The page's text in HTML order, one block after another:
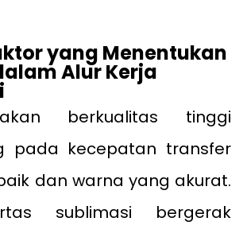
yang Menentukan
Alur Kerja
berkualitas tinggi
pada kecepatan transfer
dan warna yang akurat.
sublimasi bergerak